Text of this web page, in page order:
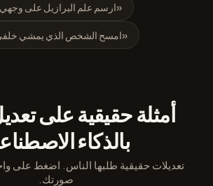
«ارسم علم البرازيل على
«امسح الشخص الذي يمشي
أمثلة حقيقية على
بالذكاء
تعديلات حقيقية طلبها الناس. اضغط على
صورتك.